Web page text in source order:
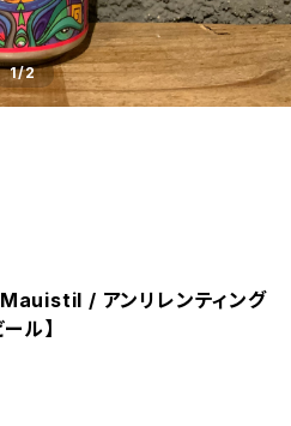
1/2
/ アンリレンティング
ル】